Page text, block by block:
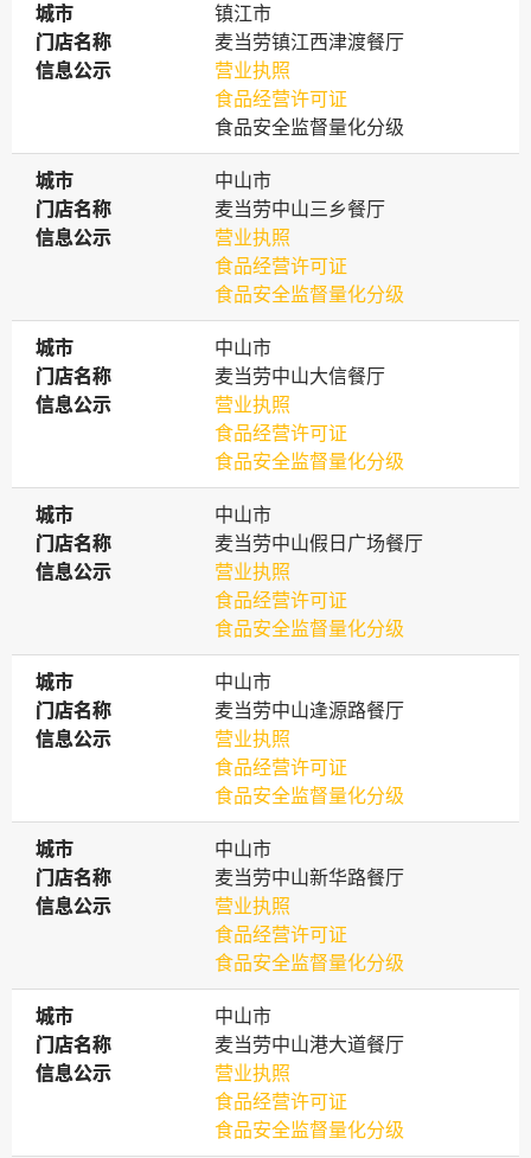
城市
城市
镇江市
门店名称
门店名称
麦当劳镇江西津渡餐厅
信息公示
信息公示
营业执照
食品经营许可证
食品安全监督量化分级
城市
城市
中山市
门店名称
门店名称
麦当劳中山三乡餐厅
信息公示
信息公示
营业执照
食品经营许可证
食品安全监督量化分级
城市
城市
中山市
门店名称
门店名称
麦当劳中山大信餐厅
信息公示
信息公示
营业执照
食品经营许可证
食品安全监督量化分级
城市
城市
中山市
门店名称
门店名称
麦当劳中山假日广场餐厅
信息公示
信息公示
营业执照
食品经营许可证
食品安全监督量化分级
城市
城市
中山市
门店名称
门店名称
麦当劳中山逢源路餐厅
信息公示
信息公示
营业执照
食品经营许可证
食品安全监督量化分级
城市
城市
中山市
门店名称
门店名称
麦当劳中山新华路餐厅
信息公示
信息公示
营业执照
食品经营许可证
食品安全监督量化分级
城市
城市
中山市
门店名称
门店名称
麦当劳中山港大道餐厅
信息公示
信息公示
营业执照
食品经营许可证
食品安全监督量化分级